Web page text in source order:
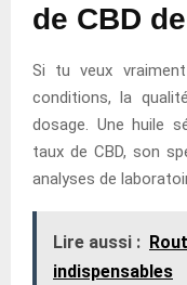
de CBD
Si tu veux
conditions, la
dosage. Une huile
taux de CBD, son
analyses de
Lire aussi :
indispensables